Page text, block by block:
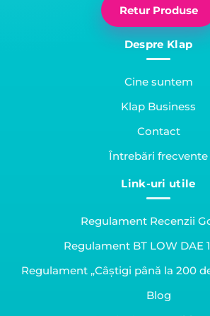
Retur Produse
Despre Klap
Cine suntem
Klap Business
Contact
Întrebări frecvente
Link-uri utile
Regulament Recenzii
Regulament BT LOW DAE
Regulament „Câștigi până la 200
Blog